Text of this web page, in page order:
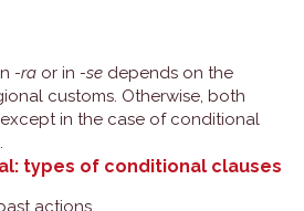
-ra or in -se depends on the
customs. Otherwise, both
in the case of conditional
types of conditional clauses
actions.